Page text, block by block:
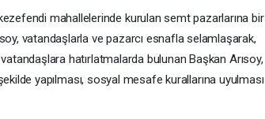
mahallelerinde kurulan semt pazarlarına bir
vatandaşlarla ve pazarcı esnafla selamlaşarak,
hatırlatmalarda bulunan Başkan Arısoy,
yapılması, sosyal mesafe kurallarına uyulması